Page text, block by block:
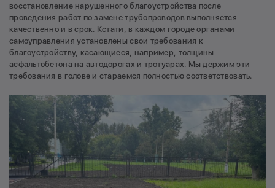
восстановление нарушенного благоустройства после
проведения работ по замене трубопроводов выполняется
качественно и в срок. Кстати, в каждом городе органами
самоуправления установлены свои требования к
благоустройству, касающиеся, например, толщины
асфальтобетона на автодорогах и тротуарах. Мы держим эти
требования в голове и стараемся полностью соответствовать.